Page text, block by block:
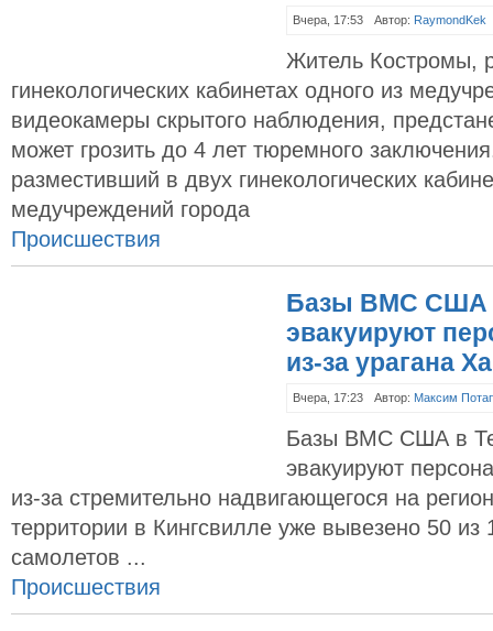
Вчера, 17:53 Автор: RaymondKek
Житель Костромы,
гинекологических кабинетах одного из
видеокамеры скрытого наблюдения,
может грозить до 4 лет тюремного
разместивший в двух гинекологических
медучреждений города
Происшествия
Базы ВМС США
эвакуируют
из-за урагана
Вчера, 17:23 Автор: Максим
Базы ВМС США в
эвакуируют
из-за стремительно надвигающегося на
территории в Кингсвилле уже вывезено 50 из
самолетов ...
Происшествия